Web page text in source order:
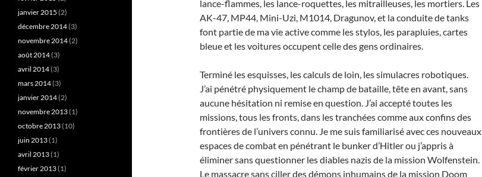
lance-flammes, les lance-roquettes, les mitrailleuses, les mortiers. Les
AK-47, MP44, Mini-Uzi, M1014, Dragunov, et la conduite de tanks
font partie de ma vie active comme les stylos, les parapluies, cartes
bleue et les voitures occupent celle des gens ordinaires.
Terminé les esquisses, les calculs de loin, les simulacres robotiques.
J’ai pénétré physiquement le champ de bataille, tête en avant, sans
aucune hésitation ni remise en question. J’ai accepté toutes les
missions, tous les fronts, dans les tranchées comme aux confins des
frontières de l’univers connu. Je me suis familiarisé avec ces nouveaux
espaces de combat en pénétrant le bunker d’Hitler ou j’appris à
éliminer sans questionner les diables nazis de la mission Wolfenstein.
Le massacre sans ciller des démons inhumains de la mission Doom
janvier 2015 (2)
décembre 2014(3)
novembre 2014(2)
août 2014(3)
avril 2014(3)
mars 2014(3)
janvier 2014(2)
novembre 2013(1)
octobre 2013(10)
juin 2013(1)
avril 2013(1)
février 2013(1)